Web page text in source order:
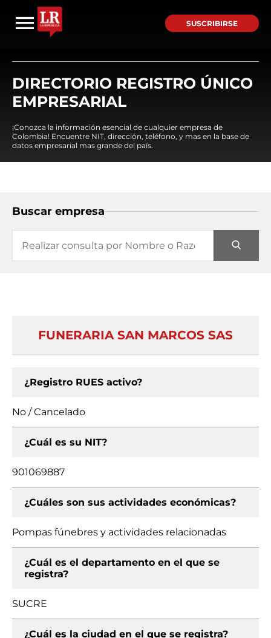
SUSCRIBIRSE
DIRECTORIO REGISTRO ÚNICO
EMPRESARIAL
¡Conozca la información esencial de cualquier empresa de
Colombia! Encuentre NIT, dirección, teléfono, y mas en la base de
datos empresarial mas grande del país.
Buscar empresa
FUNERARIA SAN MARCOS SAS
¿Registro RUES activo?
No / Cancelado
¿Cuál es su NIT?
901069887
¿Cuáles son sus actividades económicas?
Pompas fúnebres y actividades relacionadas
¿Cuál es el departamento en el que se
registra?
SUCRE
¿Cuál es la ciudad en el que se registra?